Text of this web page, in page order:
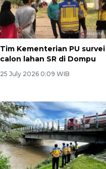
Tim Kementerian PU survei
calon lahan SR di Dompu
25 July 2026 0:09 WIB